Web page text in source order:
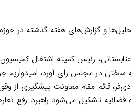
تحلیل‌ها و گزارش‌های هفته گذشته در
رئیس کمیته اشتغال
سختی در مجلس رای آورد، امیدواریم
قائم مقام معاونت پیشگیری از